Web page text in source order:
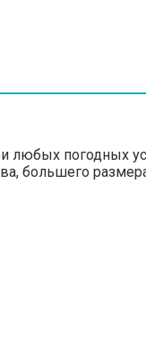
любых погодных
большего